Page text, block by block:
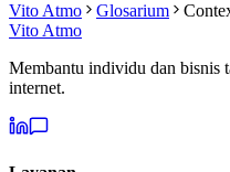
Vito Atmo
Glosarium
Vito Atmo
Membantu individu dan bisnis
internet.